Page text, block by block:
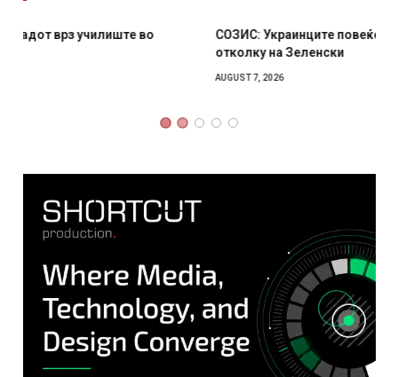
СОЗИС: Украинците повеќе им веруваат на генералите